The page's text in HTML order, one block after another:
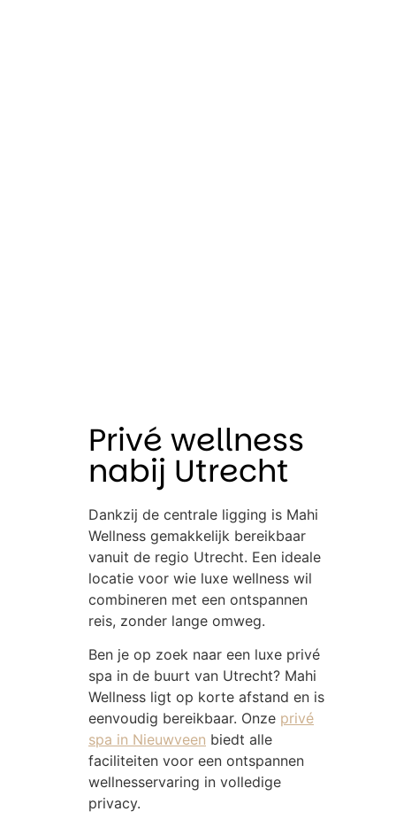
Privé wellness
nabij Utrecht
Dankzij de centrale ligging is Mahi
Wellness gemakkelijk bereikbaar
vanuit de regio Utrecht. Een ideale
locatie voor wie luxe wellness wil
combineren met een ontspannen
reis, zonder lange omweg.
Ben je op zoek naar een luxe privé
spa in de buurt van Utrecht? Mahi
Wellness ligt op korte afstand en is
eenvoudig bereikbaar. Onze privé
spa in Nieuwveen biedt alle
faciliteiten voor een ontspannen
wellnesservaring in volledige
privacy.